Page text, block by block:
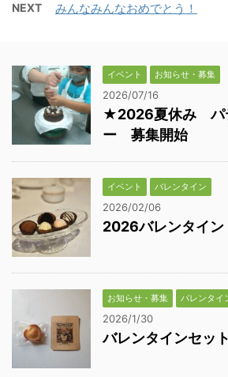
NEXT みんなみんなおめでとう！
イベント お知らせ・募集
2026/07/16
★2026夏休み パ
ー 募集開始
イベント バレンタイン
2026/02/06
2026バレンタイ
お知らせ・募集 バレンタイ
2026/1/30
バレンタインセット